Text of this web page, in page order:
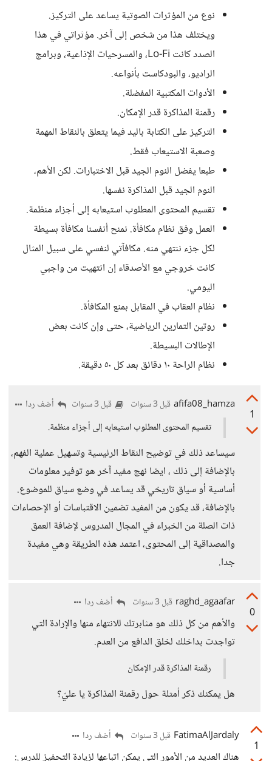
نوع من المؤثرات الصوتية يساعد على التركيز.
ويختلف هذا من شخص إلى آخر. مؤثراتي في هذا
الصدد كانت Lo-Fi، والمسرحيات الإذاعية، وبرامج
الراديو، والبودكاست بأنواعه.
الأدوات المكتبية المفضلة.
رقمنة المذاكرة قدر الإمكان.
التركيز على الكتابة باليد فيما يتعلق بالنقاط المهمة
وصعبة الاستيعاب فقط.
طبعا يفضل النوم الجيد قبل الاختبارات. لكن الأهم،
النوم الجيد قبل المذاكرة نفسها.
تقسيم المحتوى المطلوب استيعابه إلى أجزاء منظمة.
العمل وفق نظام مكافأة. نمنح أنفسنا مكافأة بسيطة
لكل جزء ننتهي منه. مكافآتي لنفسي على سبيل المثال
كانت خروجي مع الأصدقاء إن انتهيت من واجبي
اليومي.
نظام العقاب في المقابل بمنع المكافأة.
روتين التمارين الرياضية، حتى وإن كانت بعض
الإطالات البسيطة.
نظام الراحة ١٠ دقائق بعد كل ٥٠ دقيقة.
1
afifa08_hamza قبل 3 سنوات قبل 3 سنوات
أضف ردا
تقسيم المحتوى المطلوب استيعابه إلى أجزاء منظمة.
سيساعد ذلك في توضيح النقاط الرئيسية وتسهيل عملية الفهم،
بالإضافة إلى ذلك ، ايضا نهج مفيد آخر هو توفير معلومات
أساسية أو سياق تاريخي قد يساعد في وضع سياق للموضوع.
بالإضافة، قد يكون من المفيد تضمين الاقتباسات أو الإحصاءات
ذات الصلة من الخبراء في المجال المدروس لإضافة العمق
والمصداقية إلى المحتوى، اعتمد هذه الطريقة وهي مفيدة
جدا.
0
raghd_agaafar قبل 3 سنوات أضف ردا
والأهم من كل ذلك هو مثابرتك للانتهاء منها والإرادة التي
تواجدت بداخلك لخلق الدافع من العدم.
رقمنة المذاكرة قدر الإمكان
هل يمكنك ذكر أمثلة حول رقمنة المذاكرة يا عليّ؟
1
FatimaAlJardaly قبل 3 سنوات أضف ردا